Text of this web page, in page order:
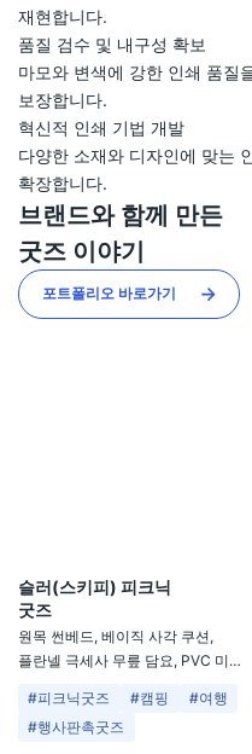
재현합니다.
품질 검수 및 내구성 확보
마모와 변색에 강한 인쇄 품질
보장합니다.
혁신적 인쇄 기법 개발
다양한 소재와 디자인에 맞는
확장합니다.
브랜드와 함께 만든
굿즈 이야기
포트폴리오 바로가기
슬러(스키피) 피크닉
굿즈
원목 썬베드, 베이직 사각 쿠션,
플란넬 극세사 무릎 담요, PVC 미니
#피크닉굿즈 #캠핑
#여행
#행사판촉굿즈